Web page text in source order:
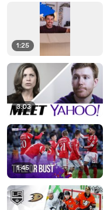
1:25
3:03
1:45